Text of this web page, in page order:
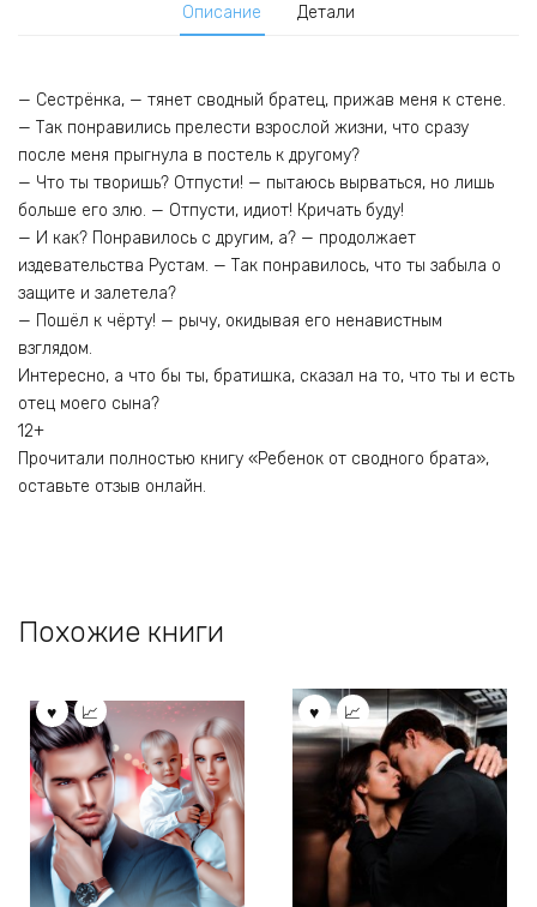
Описание Детали
— Сестрёнка, — тянет сводный братец, прижав меня к стене.
— Так понравились прелести взрослой жизни, что сразу
после меня прыгнула в постель к другому?
— Что ты творишь? Отпусти! — пытаюсь вырваться, но лишь
больше его злю. — Отпусти, идиот! Кричать буду!
— И как? Понравилось с другим, а? — продолжает
издевательства Рустам. — Так понравилось, что ты забыла о
защите и залетела?
— Пошёл к чёрту! — рычу, окидывая его ненавистным
взглядом.
Интересно, а что бы ты, братишка, сказал на то, что ты и есть
отец моего сына?
12+
Прочитали полностью книгу «Ребенок от сводного брата»,
оставьте отзыв онлайн.
Похожие книги